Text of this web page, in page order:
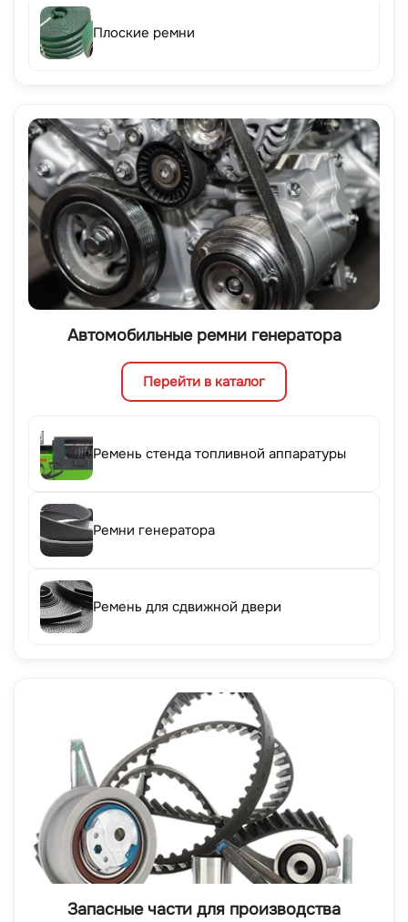
Плоские ремни
Автомобильные ремни генератора
Перейти в каталог
Ремень стенда топливной аппаратуры
Ремни генератора
Ремень для сдвижной двери
Запасные части для производства